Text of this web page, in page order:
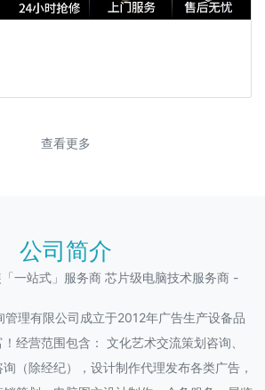
查看更多
公司简介
一站式」服务商 芯片级电脑技术服务商 -
管理有限公司成立于2012年广告生产设备品
经营范围包含： 文化艺术交流策划咨询、
（除经纪），设计制作代理发布各类广告，